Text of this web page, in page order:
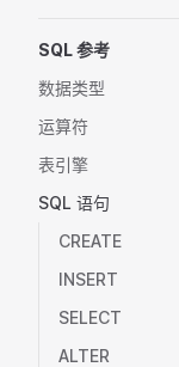
SQL 参考
数据类型
运算符
表引擎
SQL 语句
CREATE
INSERT
SELECT
ALTER